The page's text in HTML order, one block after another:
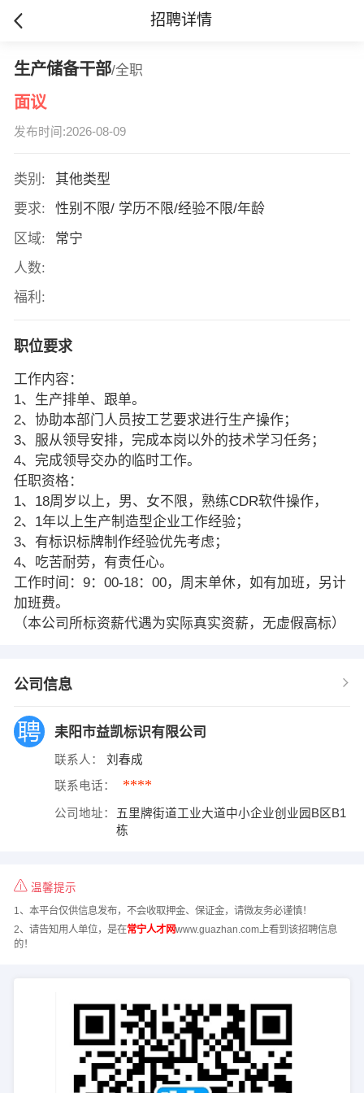
招聘详情
生产储备干部/全职
面议
发布时间:2026-08-09
类别:
其他类型
要求:
性别不限/ 学历不限/经验不限/年龄
区域:
常宁
人数:
福利:
职位要求
工作内容：
1、生产排单、跟单。
2、协助本部门人员按工艺要求进行生产操作；
3、服从领导安排，完成本岗以外的技术学习任务；
4、完成领导交办的临时工作。
任职资格：
1、18周岁以上，男、女不限，熟练CDR软件操作，
2、1年以上生产制造型企业工作经验；
3、有标识标牌制作经验优先考虑；
4、吃苦耐劳，有责任心。
工作时间：9：00-18：00，周末单休，如有加班，另计
加班费。
（本公司所标资薪代遇为实际真实资薪，无虚假高标）
公司信息
耒阳市益凯标识有限公司
联系人： 刘春成
联系电话： ****
公司地址：
五里牌街道工业大道中小企业创业园B区B1
栋
温馨提示
1、本平台仅供信息发布，不会收取押金、保证金，请微友务必谨慎！
2、请告知用人单位，是在常宁人才网www.guazhan.com上看到该招聘信息
的！